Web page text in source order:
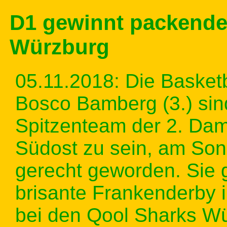
D1 gewinnt
Würzburg
05.11.2018: Die
Bosco Bamberg (3.)
Spitzenteam der 2.
Südost zu sein, am
gerecht geworden. Sie
brisante Frankenderby
bei den Qool Sharks